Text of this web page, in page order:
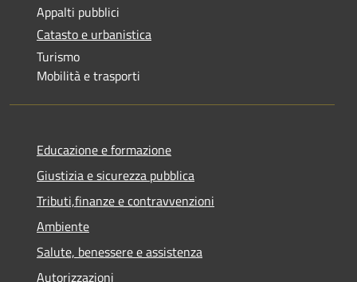
Appalti pubblici
Catasto e urbanistica
Turismo
Mobilità e trasporti
Educazione e formazione
Giustizia e sicurezza pubblica
Tributi,finanze e contravvenzioni
Ambiente
Salute, benessere e assistenza
Autorizzazioni